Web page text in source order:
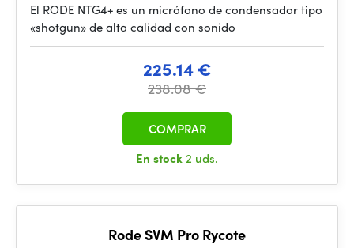
El RODE NTG4+ es un micrófono de condensador tipo
«shotgun» de alta calidad con sonido
225.14 €
238.08 €
En stock2 uds.
COMPRAR
Rode SVM Pro Rycote